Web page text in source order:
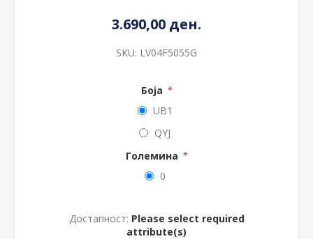
3.690,00 ден.
SKU: LV04F5055G
Боја *
UB1
QYJ
Големина *
0
Достапност: Please select required
attribute(s)